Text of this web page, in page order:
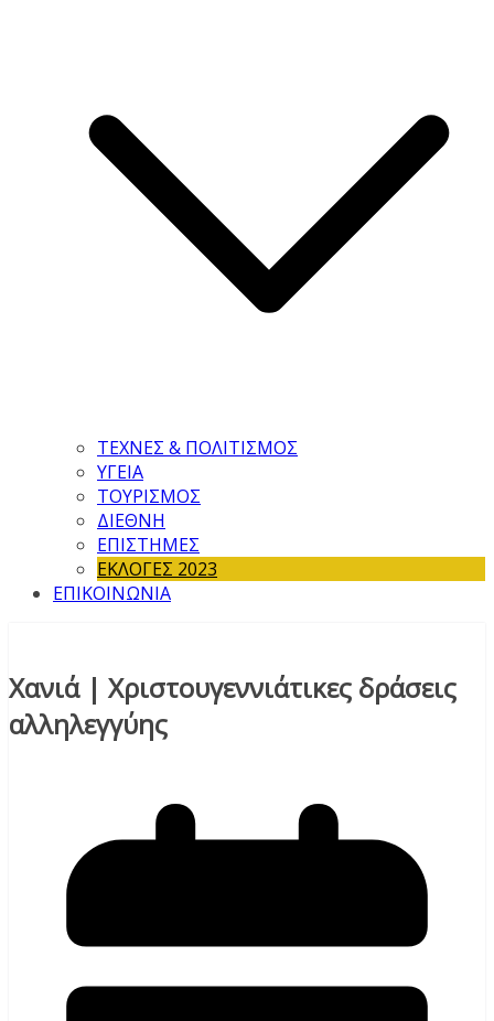
ΤΕΧΝΕΣ & ΠΟΛΙΤΙΣΜΟΣ
ΥΓΕΙΑ
ΤΟΥΡΙΣΜΟΣ
ΔΙΕΘΝΗ
ΕΠΙΣΤΗΜΕΣ
ΕΚΛΟΓΕΣ 2023
ΕΠΙΚΟΙΝΩΝΙΑ
Χανιά | Χριστουγεννιάτικες δράσεις
αλληλεγγύης